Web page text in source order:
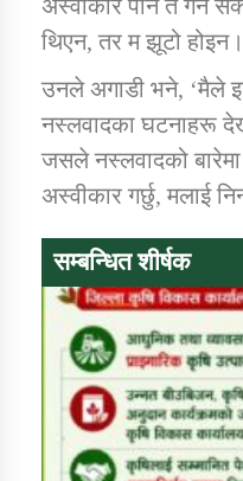
तातोपानी गाउँपालिका जुम्लाको
तातोपानी गाउँपालिका जुम्लाको
तातोपानी गाउँपालिका जुम्लाको
तातोपानी
तातोपानी
अस्वीकार पनि त गर्न
थिएन, तर म झूटो
उनले अगाडी भने, ‘मैले
नस्लवादका घटनाहरू
जसले नस्लवादको
अस्वीकार गर्छु, मलाई
सम्बन्धित शीर्षक